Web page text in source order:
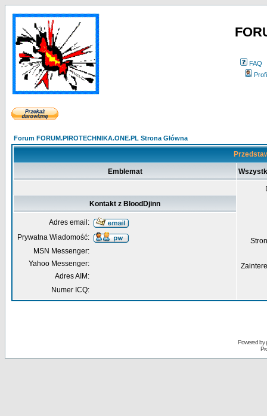
FAQ
Forum FORUM.PIROTECHNIKA.ONE.PL Strona Główna
Emblemat
Kontakt z BloodDjinn
Adres email:
Prywatna Wiadomość:
MSN Messenger:
Yahoo Messenger:
Adres AIM:
Numer ICQ:
Powered by